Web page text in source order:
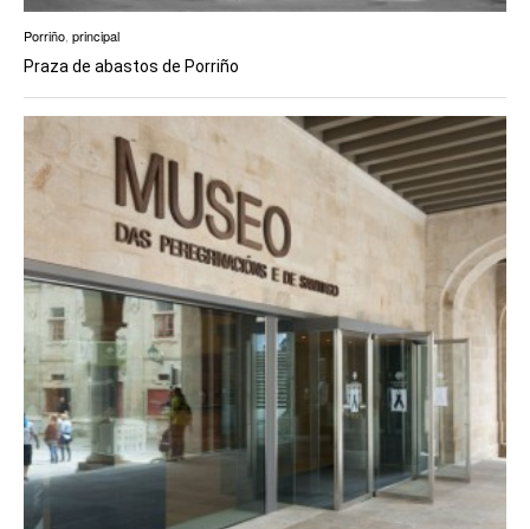
Porriño, principal
Praza de abastos de Porriño